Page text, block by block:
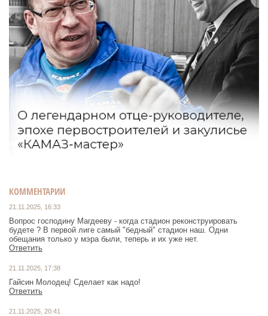
КОММЕНТАРИИ
21.11.2025, 16:33
Вопрос господину Магдееву - когда стадион реконструировать
будете ? В первой лиге самый "бедный" стадион наш. Одни
обещания только у мэра были, теперь и их уже нет.
Ответить
21.11.2025, 17:38
Гайсин Молодец! Сделает как надо!
Ответить
21.11.2025, 20:41